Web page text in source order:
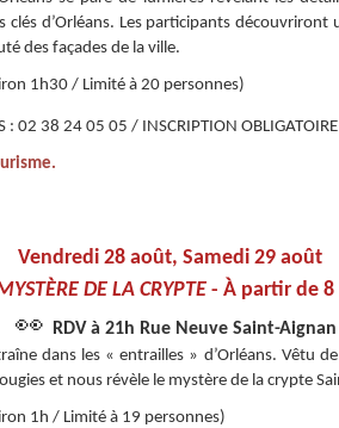
d’Orléans. Les participants découvriront
des façades de la ville.
1h30 / Limité à 20 personnes)
: 02 38 24 05 05 / INSCRIPTION
Vendredi 28 août, Samedi 29 août
DE LA CRYPTE - À partir de 8
👀 RDV à 21h Rue Neuve Saint-Aignan
dans les « entrailles » d’Orléans. Vêtu
et nous révèle le mystère de la crypte
1h / Limité à 19 personnes)